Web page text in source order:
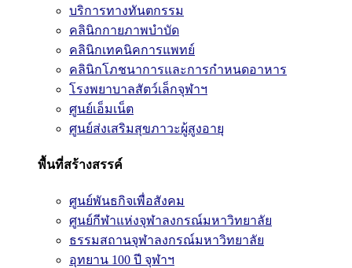
บริการทางทันตกรรม
คลินิกกายภาพบำบัด
คลินิกเทคนิคการแพทย์
คลินิกโภชนาการและการกำหนดอาหาร
โรงพยาบาลสัตว์เล็กจุฬาฯ
ศูนย์เอ็มเน็ต
ศูนย์ส่งเสริมสุขภาวะผู้สูงอายุ
พื้นที่สร้างสรรค์
ศูนย์พันธกิจเพื่อสังคม
ศูนย์กีฬาแห่งจุฬาลงกรณ์มหาวิทยาลัย
ธรรมสถานจุฬาลงกรณ์มหาวิทยาลัย
อุทยาน 100 ปี จุฬาฯ